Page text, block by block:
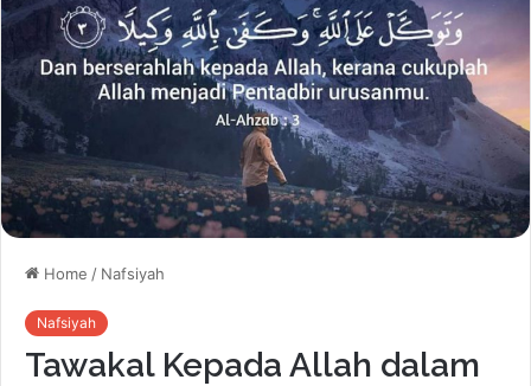
Home / Nafsiyah
Nafsiyah
Tawakal Kepada Allah dalam